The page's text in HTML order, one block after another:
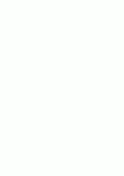
что